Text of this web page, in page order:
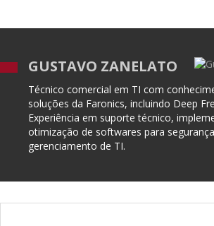
GUSTAVO ZANELATO
Técnico comercial em TI com
soluções da Faronics, incluindo Deep
Experiência em suporte técnico,
otimização de softwares para
gerenciamento de TI.